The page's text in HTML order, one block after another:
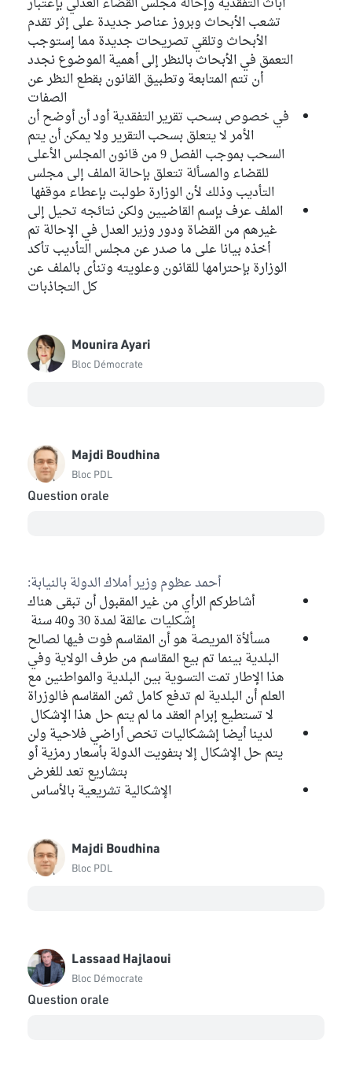
تشعب الأبحاث وبروز عناصر جديدة على إثر تقدم
الأبحاث وتلقي تصريحات جديدة مما إستوجب
التعمق في الأبحاث بالنظر إلى أهمية الموضوع نجدد
أن تتم المتابعة وتطبيق القانون بقطع النظر عن
الصفات
في خصوص بسحب تقرير التفقدية أود أن أوضح أن
الأمر لا يتعلق بسحب التقرير ولا يمكن أن يتم
السحب بموجب الفصل 9 من قانون المجلس الأعلى
للقضاء والمسألة تتعلق بإحالة الملف إلى مجلس
التأديب وذلك لأن الوزارة طولبت بإعطاء موقفها
الملف عرف بإسم القاضيين ولكن نتائجه تحيل إلى
غيرهم من القضاة ودور وزير العدل في الإحالة تم
أخذه بيانا على ما صدر عن مجلس التأديب تأكد
الوزارة بإحترامها للقانون وعلويته وتنأى بالملف عن
كل التجاذبات
Mounira Ayari
Bloc Démocrate
Majdi Boudhina
Bloc PDL
Question orale
أحمد عظوم وزير أملاك الدولة بالنيابة:
أشاطركم الرأي من غير المقبول أن تبقى هناك
إشكليات عالقة لمدة 30 و40 سنة
مسألأة المريصة هو أن المقاسم فوت فيها لصالح
البلدية بينما تم بيع المقاسم من طرف الولاية وفي
هذا الإطار تمت التسوية بين البلدية والمواطنين مع
العلم أن البلدية لم تدفع كامل ثمن المقاسم فالوزراة
لا تستطيع إبرام العقد ما لم يتم حل هذا الإشكال
لدينا أيضا إششكاليات تخص أراضي فلاحية ولن
يتم حل الإشكال إلا بتفويت الدولة بأسعار رمزية أو
بتشاريع تعد للغرض
الإشكالية تشريعية بالأساس
Majdi Boudhina
Bloc PDL
Lassaad Hajlaoui
Bloc Démocrate
Question orale